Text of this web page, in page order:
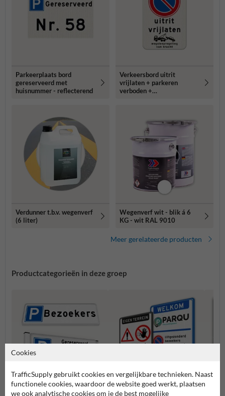
Parkeerplaats bord
gereserveerd met
huisnummer - reflecterend
Verkeersbord uitrit
vrijlaten + parkeren
verboden +
Verdunner t.b.v. wegenverf
(6 liter)
Wegenverf wit - blik á 6
KG - wit RAL 9010
Meer gerelateerde producten
Productcategorieën in deze groep
Cookies
TrafficSupply gebruikt cookies en vergelijkbare technieken. Naast
functionele cookies, waardoor de website goed werkt, plaatsen
we ook analytische cookies om je de best mogelijke